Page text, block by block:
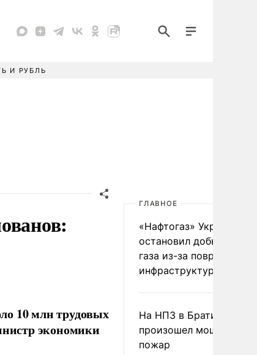
И РУБЛЬ
10 млн трудовых
экономики
ГЛАВНОЕ
«Нафтогаз» Украины
остановил добычу
газа из-за повреждения
инфраструктуры
На НПЗ в Братиславе
произошел мощный
пожар